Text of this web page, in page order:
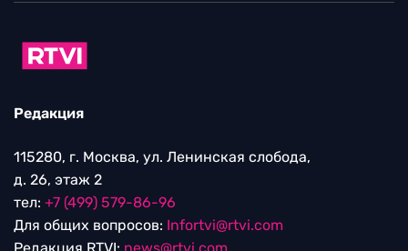
Редакция
115280, г. Москва, ул. Ленинская слобода,
д. 26, этаж 2
тел: +7 (499) 579-86-96
Для общих вопросов: Infortvi@rtvi.com